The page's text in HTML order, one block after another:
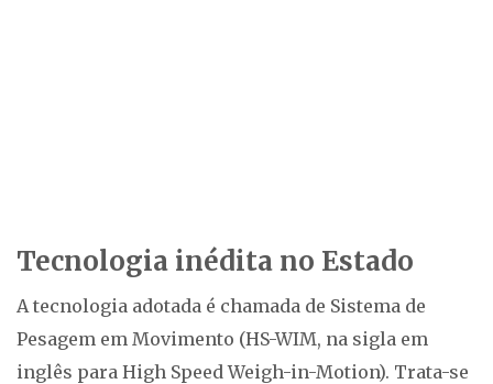
Tecnologia inédita no Estado
A tecnologia adotada é chamada de Sistema de
Pesagem em Movimento (HS-WIM, na sigla em
inglês para High Speed Weigh-in-Motion). Trata-se